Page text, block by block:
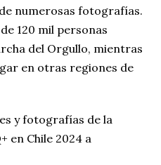
numerosas fotografías.
120 mil personas
del Orgullo, mientras
en otras regiones de
y fotografías de la
en Chile 2024 a